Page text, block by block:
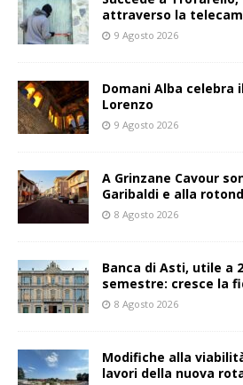
attraverso la
9 Agosto 2026
Domani Alba celebra
Lorenzo
9 Agosto 2026
A Grinzane Cavour
Garibaldi e alla
8 Agosto 2026
Banca di Asti, utile a
semestre: cresce la
8 Agosto 2026
Modifiche alla
lavori della nuova